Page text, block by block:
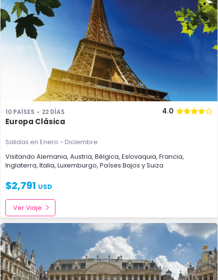
10 PAÍSES 22 DÍAS 4.0
Europa Clásica
Salidas en Enero - Diciembre
Visitando Alemania, Austria, Bélgica, Eslovaquia, Francia,
Inglaterra, Italia, Luxemburgo, Países Bajos ySuiza
$2,791 USD
Ver Viaje